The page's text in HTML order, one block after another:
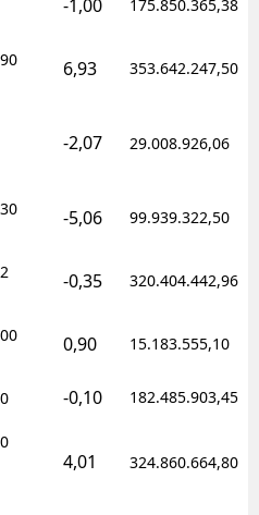
-1,00 175.850.365,38
6,93 353.642.247,50
-2,07 29.008.926,06
-5,06 99.939.322,50
-0,35 320.404.442,96
0,90 15.183.555,10
-0,10 182.485.903,45
4,01 324.860.664,80